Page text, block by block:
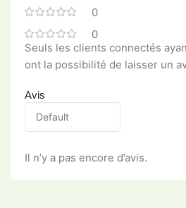
0
0
Avis
Il n’y a pas encore d’avis.
Seuls les clients connectés
ont la possibilité de laisser un